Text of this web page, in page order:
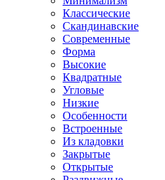
Классические
Скандинавские
Современные
Форма
Высокие
Квадратные
Угловые
Низкие
Особенности
Встроенные
Из кладовки
Закрытые
Открытые